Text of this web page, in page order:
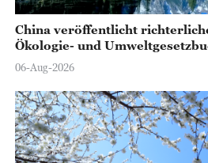
China veröffentlicht
Ökologie- und
06-Aug-2026